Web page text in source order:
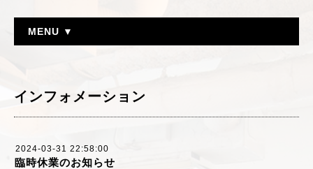
MENU ▼
インフォメーション
2024-03-31 22:58:00
臨時休業のお知らせ